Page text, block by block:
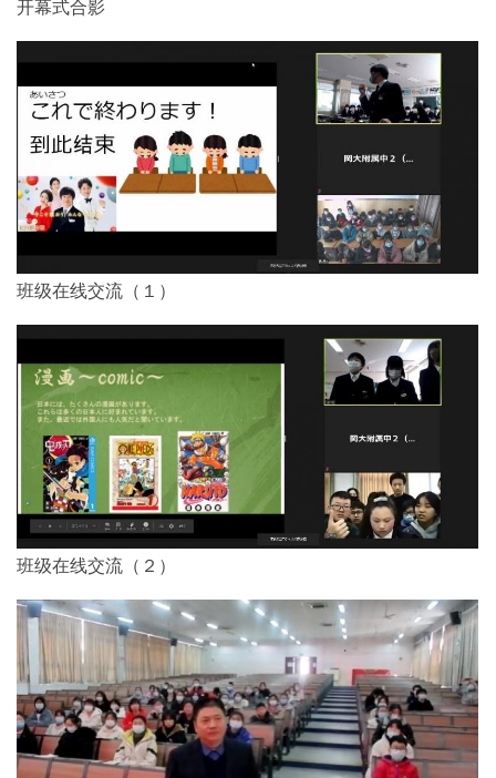
开幕式合影
班级在线交流（１）
班级在线交流（２）